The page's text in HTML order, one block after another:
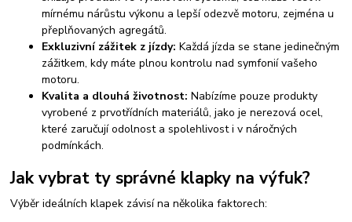
mírnému nárůstu výkonu a lepší odezvě motoru, zejména u
přeplňovaných agregátů.
Exkluzivní zážitek z jízdy: Každá jízda se stane jedinečným
zážitkem, kdy máte plnou kontrolu nad symfonií vašeho
motoru.
Kvalita a dlouhá životnost: Nabízíme pouze produkty
vyrobené z prvotřídních materiálů, jako je nerezová ocel,
které zaručují odolnost a spolehlivost i v náročných
podmínkách.
Jak vybrat ty správné klapky na výfuk?
Výběr ideálních klapek závisí na několika faktorech: